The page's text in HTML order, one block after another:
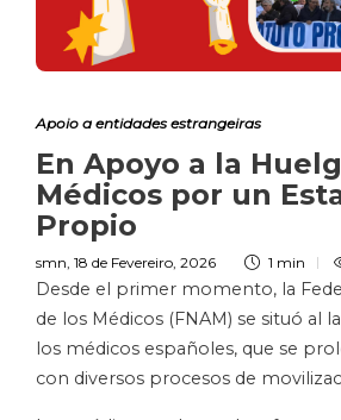
Apoio a entidades estrangeiras
En Apoyo a la
Médicos por un
Propio
smn 18 de Fevereiro, 2026 1 min
Desde el primer momento, la
de los Médicos (FNAM) se situó al
los médicos españoles, que se
con diversos procesos de